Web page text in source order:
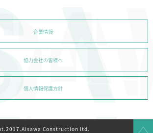
企業情報
協力会社の皆様へ
個人情報保護方針
Construction ltd.